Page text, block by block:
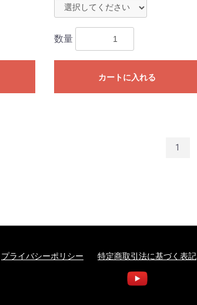
数量
カートに入れる
1
プライバシーポリシー 特定商取引法に基づく表記